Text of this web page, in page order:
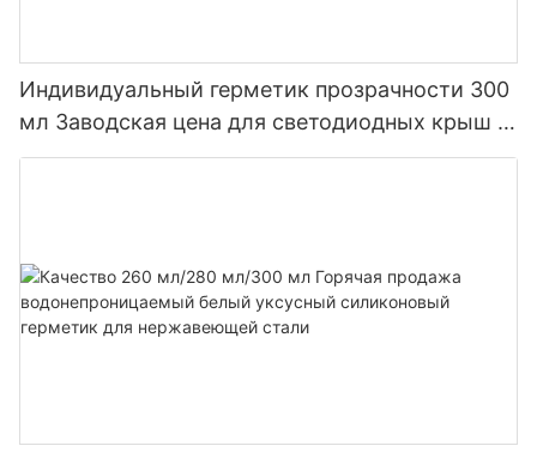
Индивидуальный герметик прозрачности 300
мл Заводская цена для светодиодных крыш и
желобов уксусный силиконовый герметик